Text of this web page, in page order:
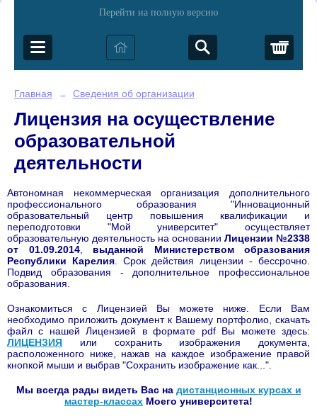
Перейти на полную версию
Главная → Сведения об организации
Лицензия на осуществление
образовательной
деятельности
Автономная некоммерческая организация дополнительного
профессионального образования "Инновационный
образовательный центр повышения квалификации и
переподготовки "Мой университет" осуществляет
образовательную деятельность на основании Лицензии №2338
от 01.09.2014, выданной Министерством образования
Республики Карелия. Срок действия лицензии - бессрочно.
Подвид образования - дополнительное профессиональное
образования.
Ознакомиться с Лицензией Вы можете ниже. Если Вам
необходимо приложить документ к Вашему портфолио, скачать
файл с нашей Лицензией в формате pdf Вы можете здесь:
ЛИЦЕНЗИЯ
или сохранить изображения документа,
расположенного ниже, нажав на каждое изображение правой
кнопкой мыши и выбрав "Сохранить изображение как...".
Мы всегда рады видеть Вас на дистанционных курсах и
мастер-классах Моего университета!